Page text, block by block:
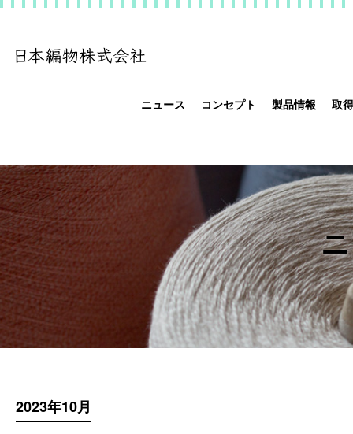
ニュース コンセプト 製品情報 取
2023年10月